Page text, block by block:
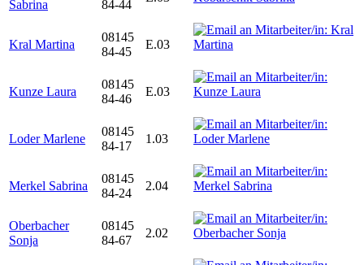
Sabrina
84-44
Kral Martina
08145
84-45
E.03
Kunze Laura
08145
84-46
E.03
Loder Marlene
08145
84-17
1.03
Merkel Sabrina
08145
84-24
2.04
Oberbacher
Sonja
08145
84-67
2.02